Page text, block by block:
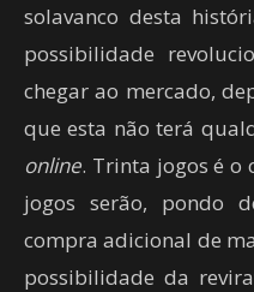
solavanco desta
possibilidade
chegar ao mercado,
que esta não terá
online. Trinta jogos é o
jogos serão, pondo
compra adicional de
possibilidade da